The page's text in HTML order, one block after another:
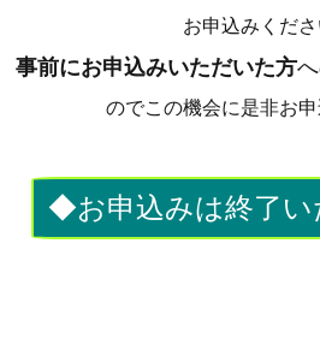
お申込みくださ
事前にお申込みいただいた方
のでこの機会に是非お申
◆お申込みは終了